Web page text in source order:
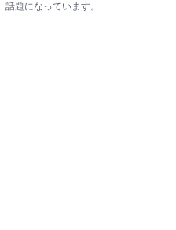
題になっています。